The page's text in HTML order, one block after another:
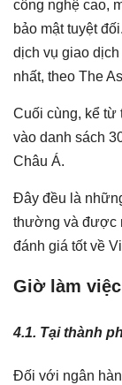
công nghệ cao,
bảo mật tuyệt
dịch vụ giao
nhất, theo The
Cuối cùng, kể từ
vào danh sách
Châu Á.
Đây đều là
thường và được
đánh giá tốt về
Giờ làm
4.1. Tại thành
Đối với ngân